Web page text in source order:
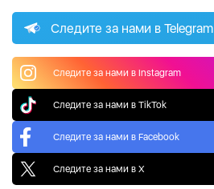
Следите за нами в Telegram
Следите за нами в Instagram
Следите за нами в TikTok
Следите за нами в Facebook
Следите за нами в X